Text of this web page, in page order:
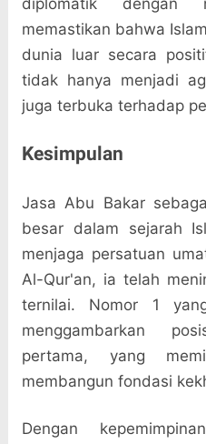
diplomatik dengan
memastikan bahwa
dunia luar secara
tidak hanya menjadi
juga terbuka terhadap
Kesimpulan
Jasa Abu Bakar
besar dalam sejarah
menjaga persatuan
Al-Qur'an, ia telah
ternilai. Nomor 1
menggambarkan
pertama, yang
membangun fondasi
Dengan